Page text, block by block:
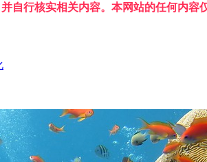
自行核实相关内容。本网站的任何内容